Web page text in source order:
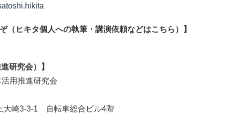
（ヒキタ個人への執筆・講演依頼などはこちら）】
研究会）】
用推進研究会
大崎3-3-1 自転車総合ビル4階